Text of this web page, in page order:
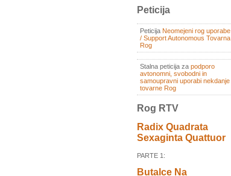
Peticija
Peticija Neomejeni rog uporabe
/ Support Autonomous Tovarna
Rog
Stalna peticija za podporo
avtonomni, svobodni in
samoupravni uporabi nekdanje
tovarne Rog
Rog RTV
Radix Quadrata
Sexaginta Quattuor
PARTE 1:
Butalce Na